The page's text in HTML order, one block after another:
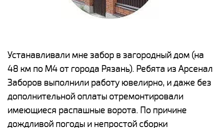
Устанавливали мне забор в загородный дом (на
48 км по М4 от города Рязань). Ребята из Арсенал
Заборов выполнили работу ювелирно, и даже без
дополнительной оплаты отремонтировали
имеющиеся распашные ворота. По причине
дождливой погоды и непростой сборки